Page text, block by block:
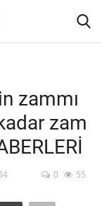
zammı
zam
0 55